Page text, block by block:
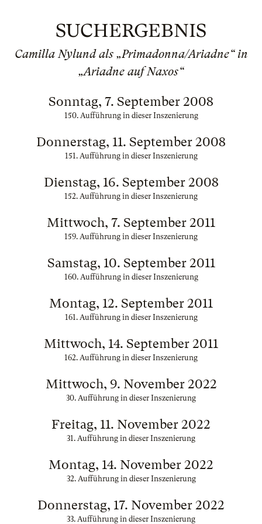
SUCHERGEBNIS
Camilla Nylund als „Primadonna/Ariadne“ in
„Ariadne auf Naxos“
Sonntag, 7. September 2008
150. Aufführung in dieser Inszenierung
Donnerstag, 11. September 2008
151. Aufführung in dieser Inszenierung
Dienstag, 16. September 2008
152. Aufführung in dieser Inszenierung
Mittwoch, 7. September 2011
159. Aufführung in dieser Inszenierung
Samstag, 10. September 2011
160. Aufführung in dieser Inszenierung
Montag, 12. September 2011
161. Aufführung in dieser Inszenierung
Mittwoch, 14. September 2011
162. Aufführung in dieser Inszenierung
Mittwoch, 9. November 2022
30. Aufführung in dieser Inszenierung
Freitag, 11. November 2022
31. Aufführung in dieser Inszenierung
Montag, 14. November 2022
32. Aufführung in dieser Inszenierung
Donnerstag, 17. November 2022
33. Aufführung in dieser Inszenierung